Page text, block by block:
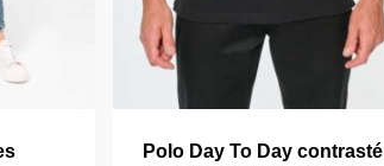
Polo Day To Day contrasté